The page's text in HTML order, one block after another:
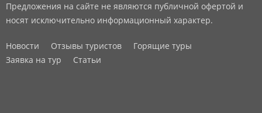
Предложения на сайте не являются публичной офертой и
носят исключительно информационный характер.
Новости Отзывы туристов
Горящие туры
Заявка на тур
Статьи